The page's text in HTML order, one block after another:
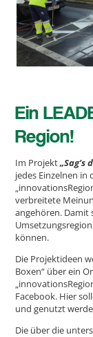
Ein
Region!
Im Projekt„Sag’s
jedes Einzelnen in
verbreitete
angehören. Damit
können.
Die Projektideen
Boxen“ über ein
Facebook. Hier
und genutzt
Die über die